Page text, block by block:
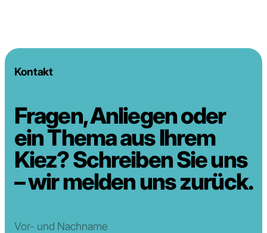
Kontakt
Fragen, Anliegen oder
ein Thema aus Ihrem
Kiez? Schreiben Sie uns
– wir melden uns zurück.